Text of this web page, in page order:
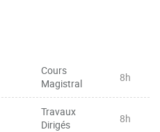
Cours
Magistral
8h
Travaux
Dirigés
8h